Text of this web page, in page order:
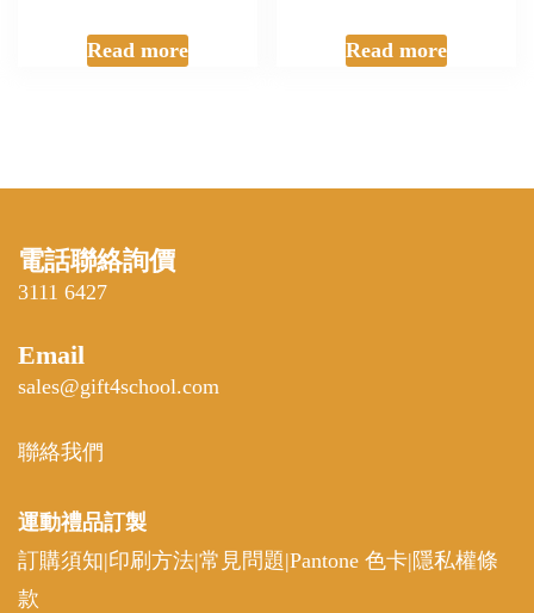
Read more Read more
電話聯絡詢價
3111 6427
Email
sales@gift4school.com
聯絡我們
運動禮品訂製
訂購須知|印刷方法|常見問題|Pantone 色卡| 隱私權條
款